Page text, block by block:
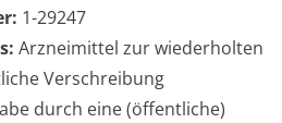
1-29247
Arzneimittel zur wiederholten
Verschreibung
durch eine (öffentliche)